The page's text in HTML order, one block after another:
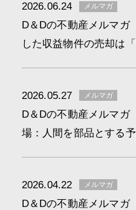
2026.06.24 メルマガ
D＆Dの不動産メルマガ
した収益物件の売却は
2026.05.27 メルマガ
D＆Dの不動産メルマガ
場：人間を部品とする
2026.04.22 メルマガ
D＆Dの不動産メルマガ